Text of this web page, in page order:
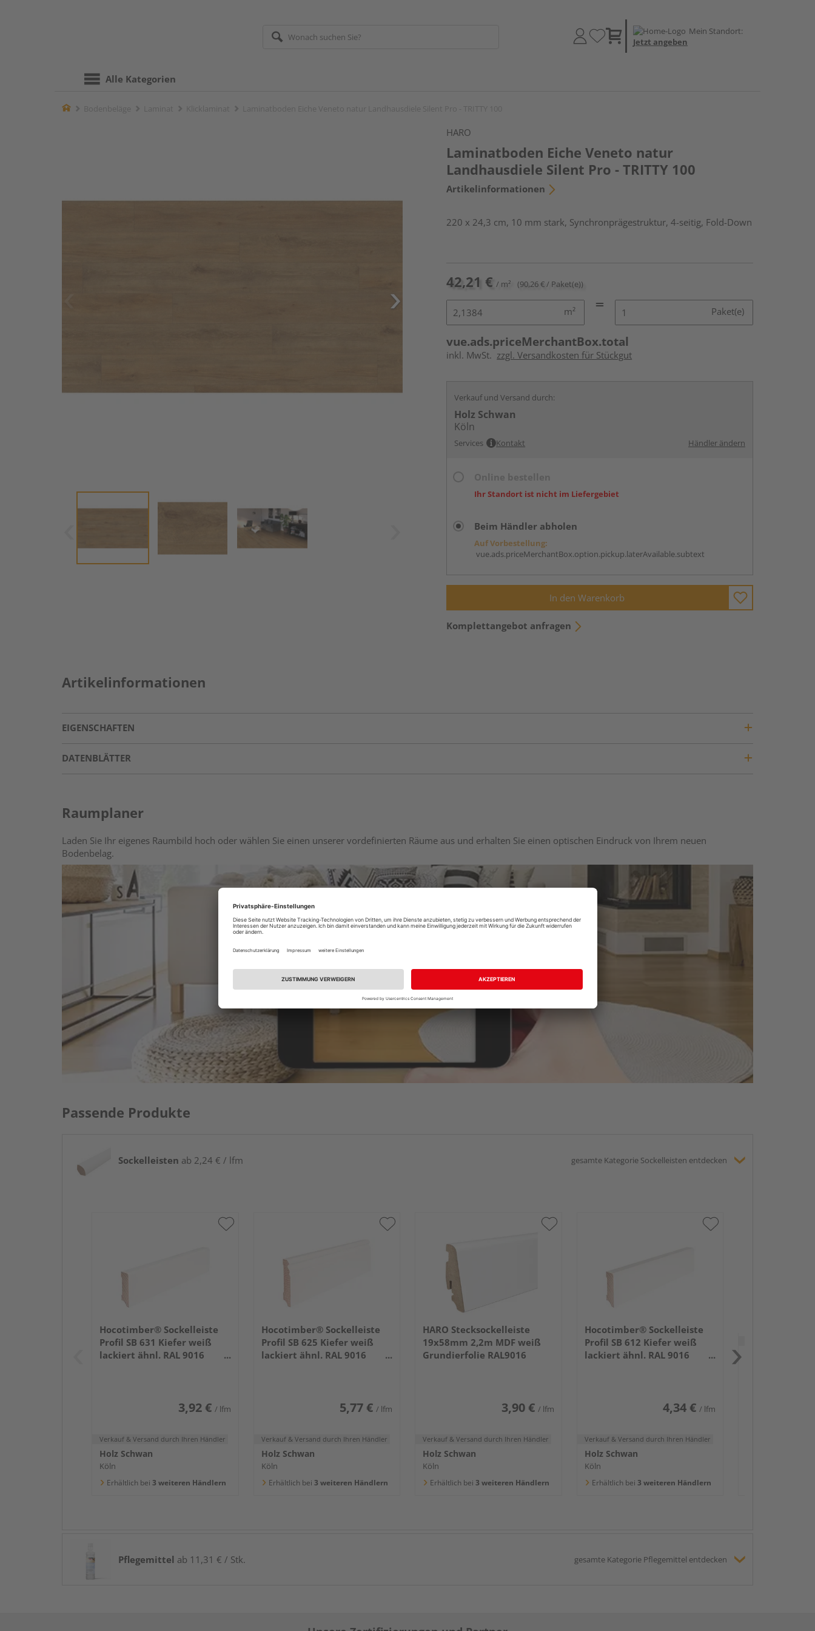
Mein Standort:
Jetzt angeben
Alle Kategorien
Home
HARO
Laminatboden Eiche Veneto natur
Landhausdiele Silent Pro - TRITTY 100
Artikelinformationen
220 x 24,3 cm, 10 mm stark, Synchronprägestruktur, 4-seitig, Fold-Down
42,21 € / m² (90,26 € / Paket(e))
m² Paket(e)
vue.ads.priceMerchantBox.total
inkl. MwSt. zzgl. Versandkosten für Stückgut
Verkauf und Versand durch:
Holz Schwan
Köln
Services Kontakt Händler ändern
Ihr Standort ist nicht im Liefergebiet
Beim Händler abholen
Auf Vorbestellung:
vue.ads.priceMerchantBox.option.pickup.laterAvailable.subtext
In den Warenkorb
Komplettangebot anfragen
Artikelinformationen
EIGENSCHAFTEN
DATENBLÄTTER
Raumplaner
Laden Sie Ihr eigenes Raumbild hoch oder wählen Sie einen unserer vordefinierten Räume aus und erhalten Sie einen optischen Eindruck von Ihrem neuen
Bodenbelag.
Raumplaner
Passende Produkte
Sockelleisten ab 2,24 € / lfm gesamte Kategorie Sockelleisten entdecken
Hocotimber® Sockelleiste
Profil SB 631 Kiefer weiß
lackiert ähnl. RAL 9016
3,92 € / lfm
Verkauf & Versand durch Ihren Händler
Holz Schwan
Köln
Erhältlich bei 3 weiteren Händlern
Hocotimber® Sockelleiste
Profil SB 625 Kiefer weiß
lackiert ähnl. RAL 9016
5,77 € / lfm
Verkauf & Versand durch Ihren Händler
Holz Schwan
Köln
Erhältlich bei 3 weiteren Händlern
HARO Stecksockelleiste
19x58mm 2,2m MDF weiß
Grundierfolie RAL9016
3,90 € / lfm
Verkauf & Versand durch Ihren Händler
Holz Schwan
Köln
Erhältlich bei 3 weiteren Händlern
Hocotimber® Sockelleiste
Profil SB 612 Kiefer weiß
lackiert ähnl. RAL 9016
4,34 € / lfm
Verkauf & Versand durch Ihren Händler
Holz Schwan
Köln
Erhältlich bei 3 weiteren Händlern
Pflegemittel ab 11,31 € / Stk. gesamte Kategorie Pflegemittel entdecken